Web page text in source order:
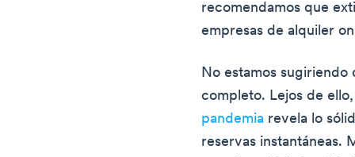
recomendamos que
empresas de alquiler
No estamos
completo. Lejos de
pandemia revela lo
reservas instantáneas.